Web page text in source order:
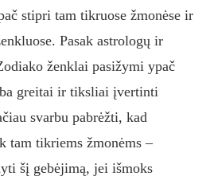
stipri tam tikruose žmonėse ir
Pasak astrologų ir
ženklai pasižymi ypač
greitai ir tiksliai įvertinti
svarbu pabrėžti, kad
tam tikriems žmonėms –
šį gebėjimą, jei išmoks